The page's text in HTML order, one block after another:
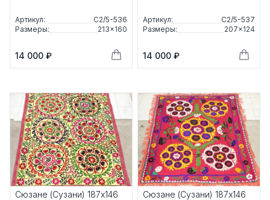
Артикул:
С2/5-536
Размеры:
213×160
14 000 ₽
Артикул:
С2/5-537
Размеры:
207×124
14 000 ₽
Сюзане (Сузани) 187x146 Сюзане (Сузани) 187x146